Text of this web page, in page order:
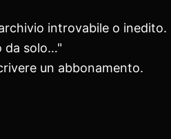
introvabile o inedito.
da solo…"
un abbonamento.